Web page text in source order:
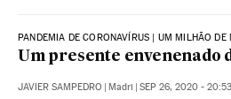
PANDEMIA DE CORONAVÍRUS | UM MILHÃO DE
Um presente envenenado
JAVIER SAMPEDRO | Madri | SEP 26, 2020 - 20:53